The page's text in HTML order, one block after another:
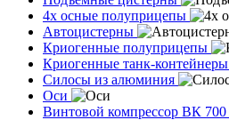
4х осные полуприцепы
Автоцистерны
Криогенные полуприцепы
Криогенные танк-контейнеры
Силосы из алюминия
Оси
Винтовой компрессор ВК 700